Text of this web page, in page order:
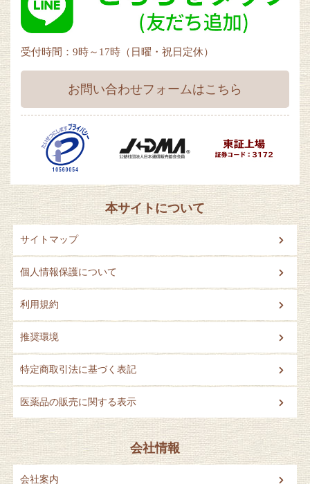
受付時間：9時～17時（日曜・祝日定休）
お問い合わせフォームはこちら
本サイトについて
サイトマップ
個人情報保護について
利用規約
推奨環境
特定商取引法に基づく表記
医薬品の販売に関する表示
会社情報
会社案内